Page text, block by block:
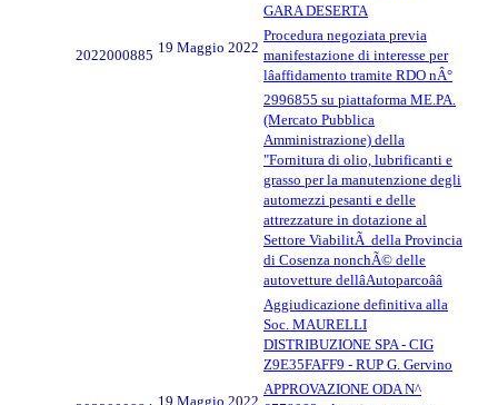
GARA DESERTA
2022000885 19 Maggio 2022
Procedura negoziata previa
manifestazione di interesse per
lâaffidamento tramite RDO nÂ°
2996855 su piattaforma ME.PA.
(Mercato Pubblica
Amministrazione) della
"Fornitura di olio, lubrificanti e
grasso per la manutenzione degli
automezzi pesanti e delle
attrezzature in dotazione al
Settore ViabilitÃ della Provincia
di Cosenza nonchÃ© delle
autovetture dellâAutoparcoââ
Aggiudicazione definitiva alla
Soc. MAURELLI
DISTRIBUZIONE SPA - CIG
Z9E35FAFF9 - RUP G. Gervino
19 Maggio 2022
APPROVAZIONE ODA N^